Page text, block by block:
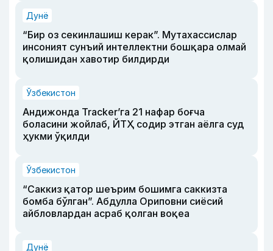
Дунё
“Бир оз секинлашиш керак”. Мутахассислар
инсоният сунъий интеллектни бошқара олмай
қолишидан хавотир билдирди
Ўзбекистон
Андижонда Tracker’га 21 нафар боғча
боласини жойлаб, ЙТҲ содир этган аёлга суд
ҳукми ўқилди
Ўзбекистон
“Саккиз қатор шеърим бошимга саккизта
бомба бўлган”. Абдулла Ориповни сиёсий
айбловлардан асраб қолган воқеа
Дунё